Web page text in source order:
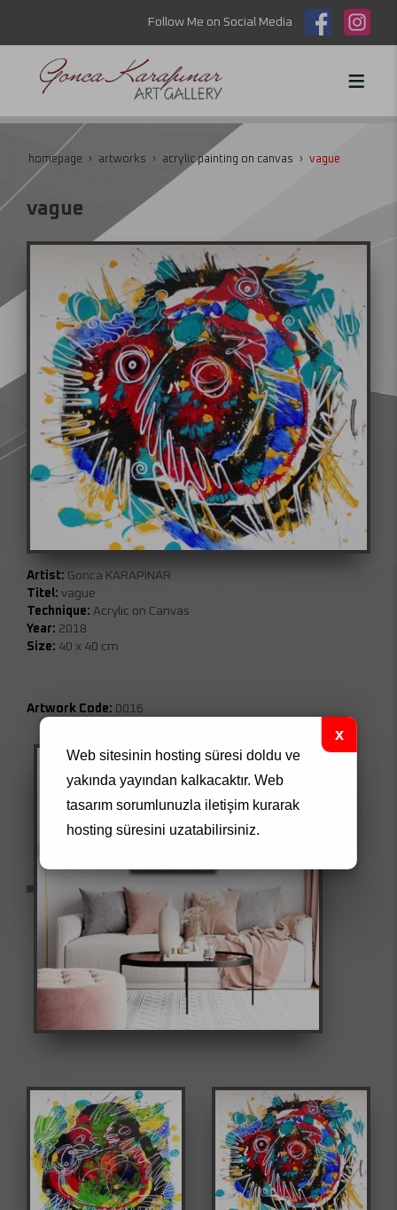
Follow Me on Social Media
homepage artworks acrylic painting on canvas vague
vague
Artist: Gonca KARAPINAR
Titel: vague
Technique: Acrylic on Canvas
Year: 2018
Size: 40 x 40 cm
Artwork Code: 0016
Web sitesinin hosting süresi doldu ve
yakında yayından kalkacaktır. Web
tasarımsorumlunuzla iletişim kurarak
hosting süresini uzatabilirsiniz.